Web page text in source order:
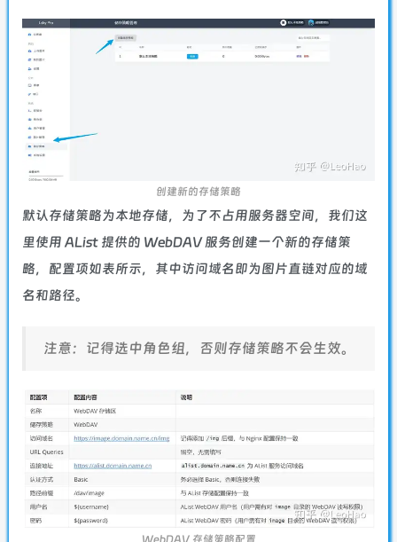
创建新的存储策略
默认存储策略为本地存储，为了不占用服务器空间，我们这
里使用 AList 提供的 WebDAV 服务创建一个新的存储策
略，配置项如表所示，其中访问域名即为图片直链对应的域
名和路径。
注意：记得选中角色组，否则存储策略不会生效。
WebDAV 存储策略配置